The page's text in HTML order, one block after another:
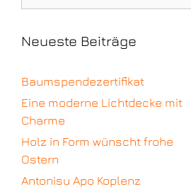
Neueste Beiträge
Baumspendezertifikat
Eine moderne Lichtdecke mit
Charme
Holz in Form wünscht frohe
Ostern
Antonisu Apo Koplenz